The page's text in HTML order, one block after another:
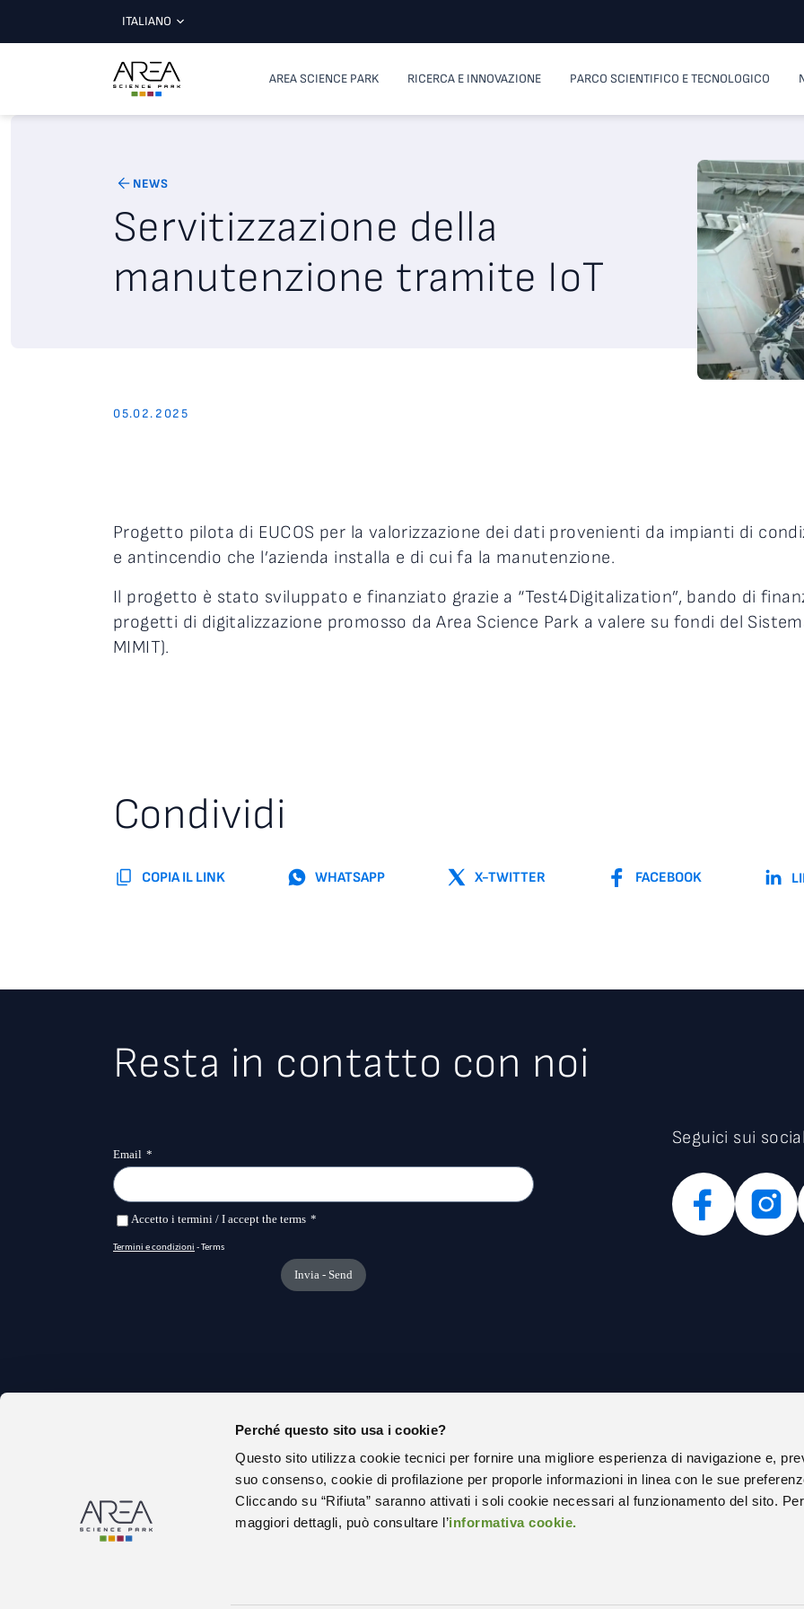
Perché questo sito usa i cookie?
Questo sito utilizza cookie tecnici per fornire una migliore esperienza di navigazione e,
suo consenso, cookie di profilazione per proporle informazioni in linea con le sue
Cliccando su “Rifiuta” saranno attivati i soli cookie necessari al funzionamento del sito. Per
maggiori dettagli, può consultare l’informativa cookie.
ITALIANO
AREA SCIENCE PARK RICERCA E INNOVAZIONE PARCO SCIENTIFICO E TECNOLOGICO
NEWS
Servitizzazione della
manutenzione tramite IoT​
05.02.2025
Progetto pilota di EUCOS per la valorizzazione dei dati provenienti da impianti di
e antincendio che l’azienda installa e di cui fa la manutenzione.
Il progetto è stato sviluppato e finanziato grazie a “Test4Digitalization”, bando di
progetti di digitalizzazione promosso da‪Area Science Park a valere su fondi del
MIMIT).
Condividi
COPIA IL LINK WHATSAPP X-TWITTER FACEBOOK
Resta in contatto con noi
Seguici sui social
CHI SIAMO
URP
AMMINISTRAZIONE TRASPARENTE
DICHIARAZIONE DI ACCESSIBILITÀ
PRIVACY POLICY
COOKIE POLICY
SOCIAL MEDIA POLICY ESTERNA